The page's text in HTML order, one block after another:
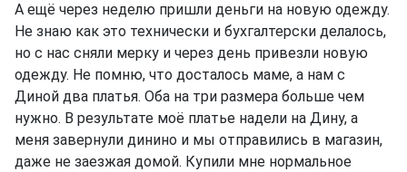
А ещё через неделю пришли деньги на новую одежду.
Не знаю как это технически и бухгалтерски делалось,
но с нас сняли мерку и через день привезли новую
одежду. Не помню, что досталось маме, а нам с
Диной два платья. Оба на три размера больше чем
нужно. В результате моё платье надели на Дину, а
меня завернули динино и мы отправились в магазин,
даже не заезжая домой. Купили мне нормальное